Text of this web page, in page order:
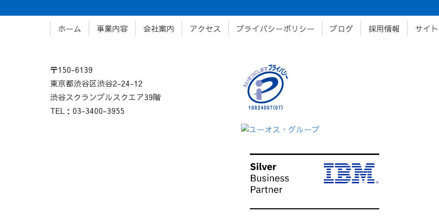
ホーム 事業内容 会社案内 アクセス プライバシーポリシー ブログ 採用情報 サイ
〒150-6139
東京都渋谷区渋谷2-24-12
渋谷スクランブルスクエア39階
TEL：03-3400-3955